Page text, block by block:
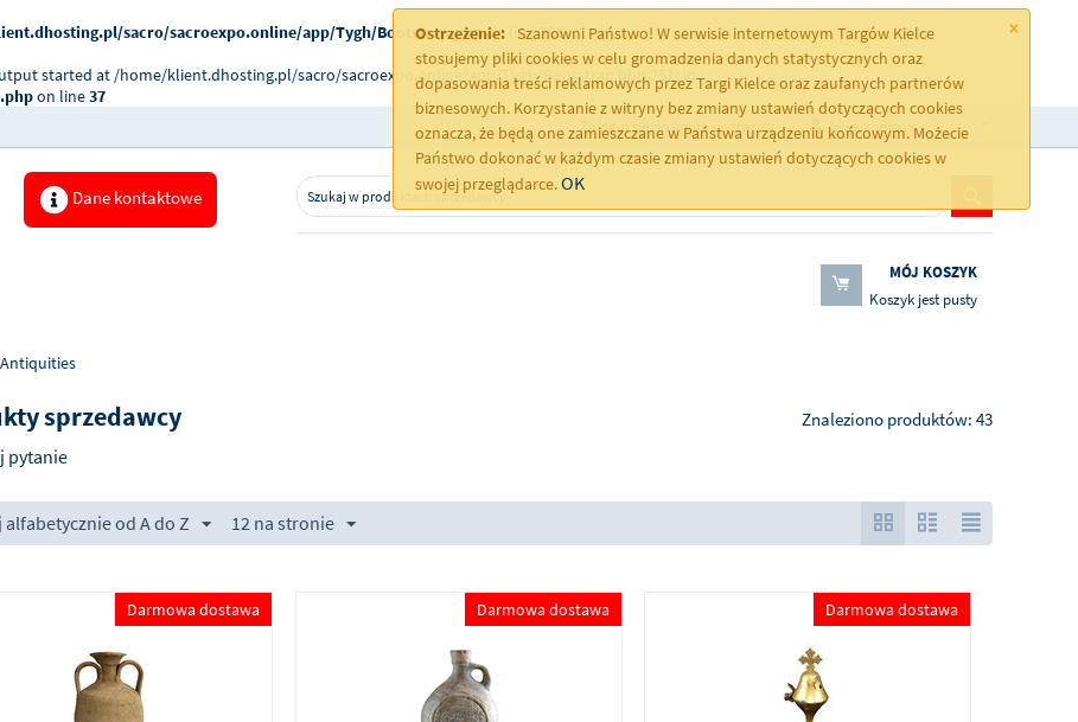
sacro/sacroexpo.online/app/Tygh/Bootstrap.phpon line251
started at /home/klient.dhosting.pl/sacro/sacroexpo.online/app/Tygh/Bootstrap.php:251) in
on line37
×
Ostrzeżenie:
Szanowni Państwo! W serwisie internetowym Targów Kielce
stosujemy pliki cookies w celu gromadzenia danych statystycznych oraz
dopasowania treści reklamowych przez Targi Kielce oraz zaufanych partnerów
biznesowych. Korzystanie z witryny bez zmiany ustawień dotyczących cookies
oznacza, że będą one zamieszczane w Państwa urządzeniu końcowym. Możecie
Państwo dokonać w każdym czasie zmiany ustawień dotyczących cookies w
swojej przeglądarce.OK
(PLN)
Moje konto
Zaloguj się do konta wystawcy
Dane kontaktowe
MÓJ KOSZYK
Koszyk jest pusty
Antiquities
sprzedawcy Znaleziono produktów: 43
pytanie
od A do Z 12 na stronie
Darmowa dostawa Darmowa dostawa Darmowa dostawa